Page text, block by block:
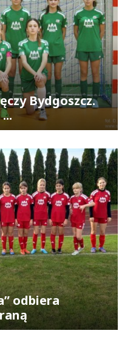
Bydgoszcz.
odbiera